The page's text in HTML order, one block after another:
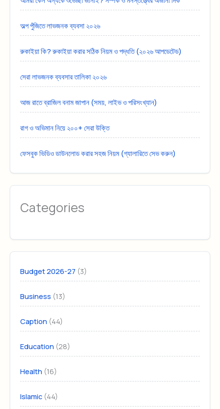
অল্প পুঁজিতে লাভজনক ব্যবসা ২০২৬
রুকাইয়া কি? রুকাইয়া করার সঠিক নিয়ম ও পদ্ধতি (২০২৬ আপডেটেড)
সেরা লাভজনক ব্যবসার তালিকা ২০২৬
আজ রাতে ব্রাজিল বনাম জাপান (সময়, লাইভ ও পরিসংখ্যান)
রাগ ও অভিমান নিয়ে ২০০+ সেরা উক্তি
ফেসবুক ভিডিও ডাউনলোড করার সহজ নিয়ম (গ্যালারিতে সেভ করুন)
Categories
Budget 2026-27 (3)
Business (13)
Caption (44)
Education (28)
Health (16)
Islamic (44)